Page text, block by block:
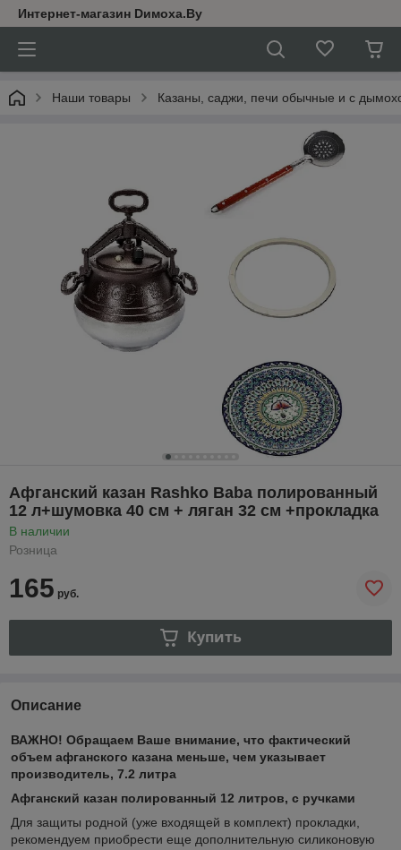
Интернет-магазин Dимoхa.By
Наши товары Казаны, саджи, печи обычные и с
Афганский казан Rashko Baba полированный
12 л+шумовка 40 см + ляган 32 см +прокладка
В наличии
Розница
165 руб.
Купить
Описание
ВАЖНО! Обращаем Ваше внимание, что фактический
объем афганского казана меньше, чем указывает
производитель, 7.2 литра
Афганский казан полированный 12 литров, с ручками
Для защиты родной (уже входящей в комплект) прокладки,
рекомендуем приобрести еще дополнительную силиконовую